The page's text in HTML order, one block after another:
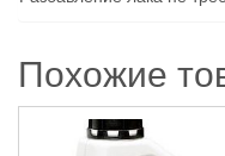
Похожие